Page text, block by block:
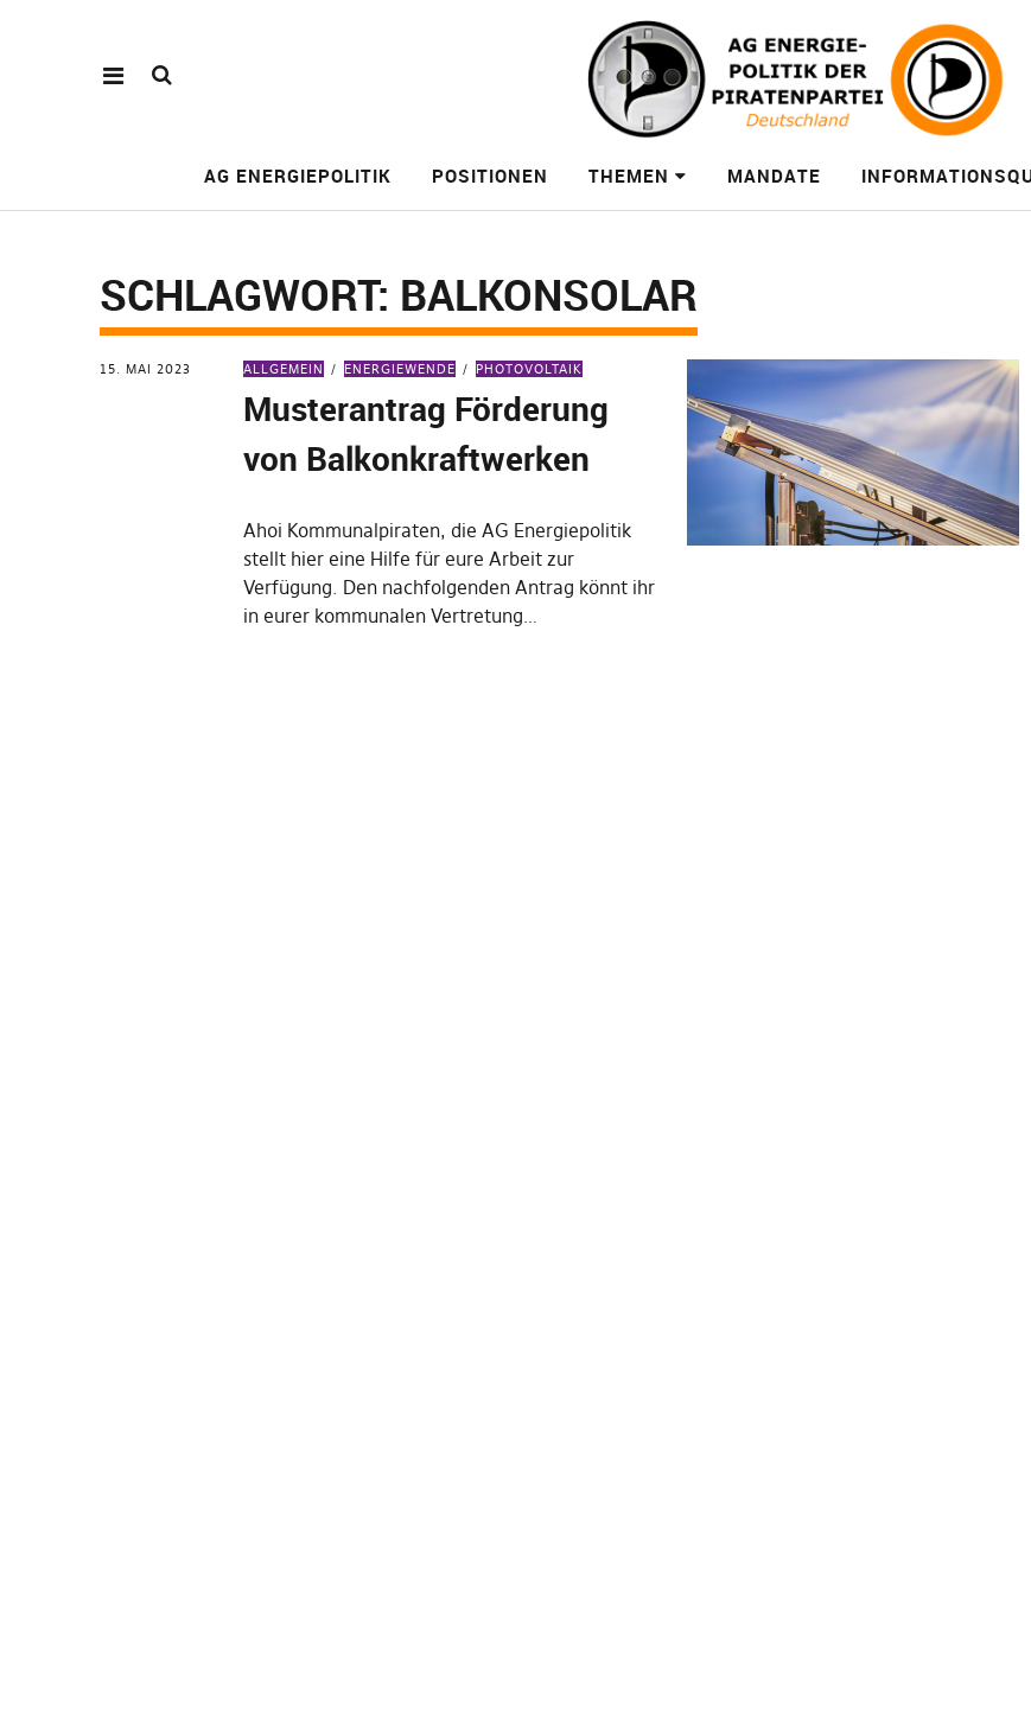
AG ENERGIEPOLITIK POSITIONEN THEMEN MANDATE
SCHLAGWORT: BALKONSOLAR
15. MAI 2023 ALLGEMEIN ENERGIEWENDE PHOTOVOLTAIK
Musterantrag Förderung
von Balkonkraftwerken
Ahoi Kommunalpiraten, die AG Energiepolitik
stellt hier eine Hilfe für eure Arbeit zur
Verfügung. Den nachfolgenden Antrag könnt ihr
in eurer kommunalen Vertretung…